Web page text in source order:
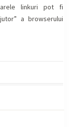
linkuri pot fi
a browserului